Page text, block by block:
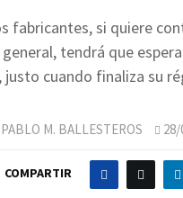
fabricantes, si quiere
tendrá que
justo cuando finaliza su
PABLO M. BALLESTEROS
COMPARTIR